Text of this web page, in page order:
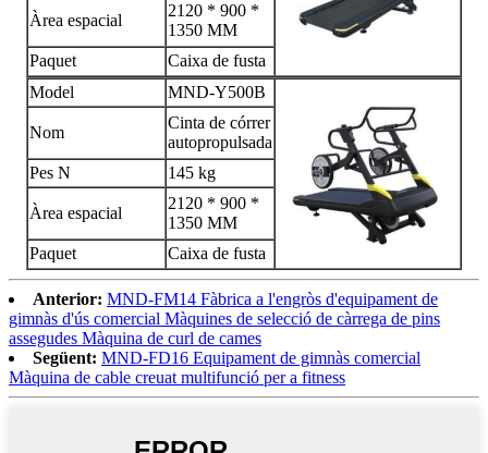
Àrea espacial
2120 * 900 *
1350 MM
Paquet
Caixa de fusta
Model
MND-Y500B
Nom
Cinta de córrer
autopropulsada
Pes N
145 kg
Àrea espacial
2120 * 900 *
1350 MM
Paquet
Caixa de fusta
Anterior: MND-FM14 Fàbrica a l'engròs d'equipament de
gimnàs d'ús comercial Màquines de selecció de càrrega de pins
assegudes Màquina de curl de cames
Següent: MND-FD16 Equipament de gimnàs comercial
Màquina de cable creuat multifunció per a fitness